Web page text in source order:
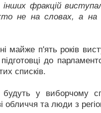
фракцій
не на словах, а на
майже п'ять років
до
списків.
у виборчому
обличчя та люди з